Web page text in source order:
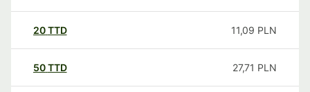
20TTD 11,09 PLN
50TTD 27,71 PLN